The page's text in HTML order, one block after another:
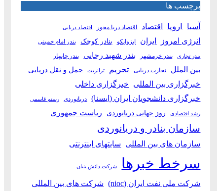
برچسب ها
آسیا اروپا اقتصاد اقتصاد دریا محور اقتصاد دریایی
انرژی امروز ایران ایزوایکو بنادر کوچک بندر امام خمینی
بندر تجاری بندر خرمشهر بندر شهید رجایی بندر چابهار
بین الملل تجارت دریایی تحریم ترانزیت حمل و نقل دریایی
خبرگزاری بین المللی خبرگزاری داخلی
خبرگزاری دانشجویان ایران (ایسنا)
دریانوردی رستم قاسمی
رشد اقتصادی روز جهانی دریانوردی ریاست جمهوری
سازمان بنادر و دریانوردی
سازمان های بین المللی سایتهای اینترنتی
سرخط خبرها شرکت دانش بنیان
شرکت ملی نفت ایران (nioc) شرکت های بین المللی